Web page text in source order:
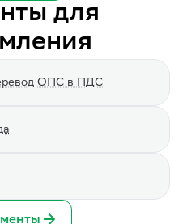
для
ОПС в ПДС